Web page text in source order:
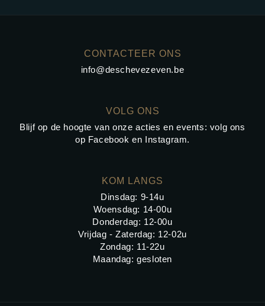
CONTACTEER ONS
info@deschevezeven.be
VOLG ONS
Blijf op de hoogte van onze acties en events: volg ons
op Facebooken Instagram.
KOM LANGS
Dinsdag: 9-14u
Woensdag: 14-00u
Donderdag: 12-00u
Vrijdag - Zaterdag: 12-02u
Zondag: 11-22u
Maandag: gesloten